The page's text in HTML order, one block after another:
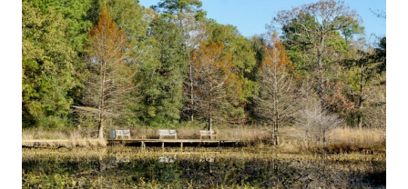
PARKI
NARODOWE
WYBRAĆ?